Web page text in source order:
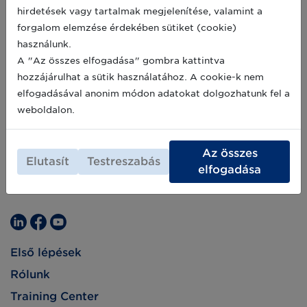
2021. október 1-jén, pénteken technikai okok
miatt zárva tart.Dear GS1 Partner,We would
like to kindly inform you, that the Customer
Service and the offices of GS1 Hungary will be
closed on this Friday, 1st of October 2021.
Első lépések
Rólunk
Training Center
hirdetések vagy tartalmak megjelenítése, valamint a
forgalom elemzése érdekében sütiket (cookie)
használunk.
A "Az összes elfogadása" gombra kattintva
hozzájárulhat a sütik használatához. A cookie-k nem
elfogadásával anonim módon adatokat dolgozhatunk fel a
weboldalon.
Elutasít Testreszabás
Az összes
elfogadása